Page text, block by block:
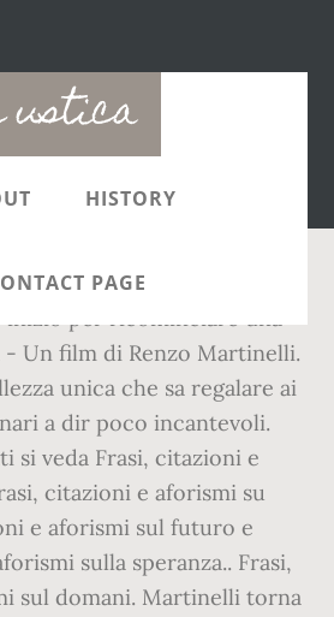
HISTORY
PAGE
inizio per ricominciare una
- Un film di Renzo Martinelli.
unica che sa regalare ai
a dir poco incantevoli.
si veda Frasi, citazioni e
citazioni e aforismi su
e aforismi sul futuro e
sulla speranza.. Frasi,
sul domani. Martinelli torna